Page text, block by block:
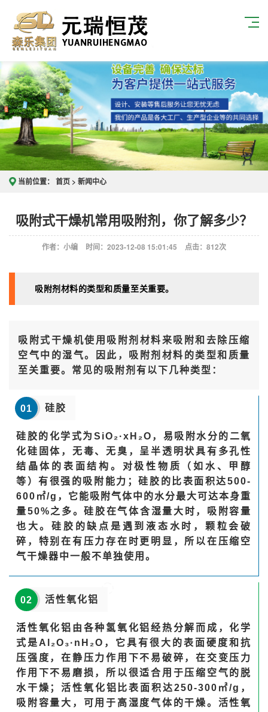
当前位置： 首页 > 新闻中心
吸附式干燥机常用吸附剂，你了解多少？
作者：小编 时间：2023-12-08 15:01:45 点击： 812次
吸附剂材料的类型和质量至关重要。
吸附式干燥机使用吸附剂材料来吸附和去除压缩
空气中的湿气。因此，吸附剂材料的类型和质量
至关重要。常见的吸附剂有以下几种类型：
01 硅胶
硅胶的化学式为SiO₂·xH₂O，易吸附水分的二氧
化硅固体，无毒、无臭，呈半透明状具有多孔性
结晶体的表面结构。对极性物质（如水、甲醇
等）有很强的吸附能力；硅胶的比表面积达500-
600㎡/g，它能吸附气体中的水分最大可达本身重
量50%之多。硅胶在气体含湿量大时，吸附容量
也大。硅胶的缺点是遇到液态水时，颗粒会破
碎，特别在有压力存在时更明显，所以在压缩空
气干燥器中一般不单独使用。
02 活性氧化铝
活性氧化铝由各种氢氧化铝经热分解而成，化学
式是Al₂O₃·nH₂O， 它具有很大的表面硬度和抗
压强度，在静压力作用下不易破碎，在交变压力
作用下不易磨损，所以很适合用于压缩空气的脱
水干燥；活性氧化铝比表面积达250-300㎡/g，
吸附容量大，可用于高湿度气体的干燥。活性氧